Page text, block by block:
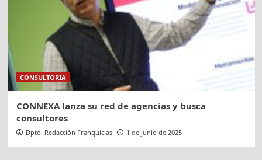
CONSULTORIA
CONNEXA lanza su red de agencias y busca
consultores
Dpto. Redacción Franquicias 1 de junio de 2025